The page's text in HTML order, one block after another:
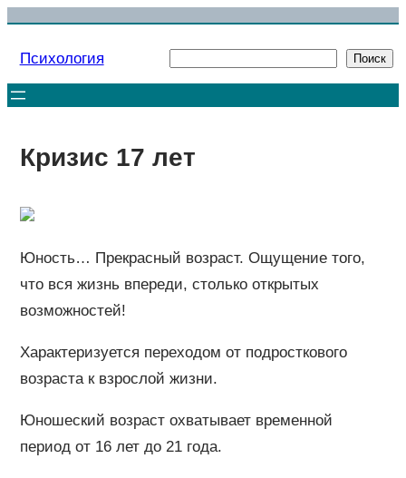
Перейти
Психология Поиск
Кризис 17 лет
Юность… Прекрасный возраст. Ощущение того,
что вся жизнь впереди, столько открытых
возможностей!
Характеризуется переходом от подросткового
возраста к взрослой жизни.
Юношеский возраст охватывает временной
период от 16 лет до 21 года.